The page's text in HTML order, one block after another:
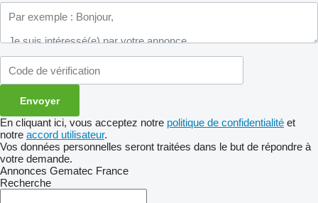
En cliquant ici, vous acceptez notre politique de confidentialité et
notre accord utilisateur.
Vos données personnelles seront traitées dans le but de répondre à
votre demande.
Annonces Gematec France
Recherche